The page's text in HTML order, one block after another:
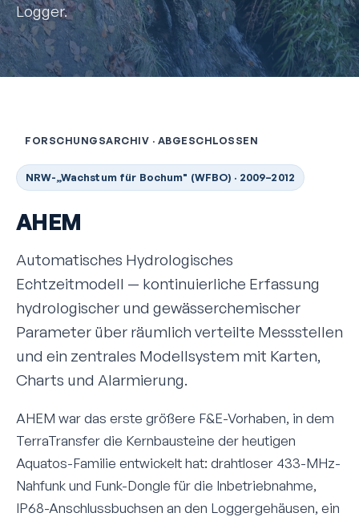
Logger.
FORSCHUNGSARCHIV · ABGESCHLOSSEN
NRW-„Wachstum für Bochum" (WFBO) · 2009–2012
AHEM
Automatisches Hydrologisches
Echtzeitmodell — kontinuierliche Erfassung
hydrologischer und gewässer­chemischer
Parameter über räumlich verteilte Messstellen
und ein zentrales Modellsystem mit Karten,
Charts und Alarmierung.
AHEM war das erste größere F&E-Vorhaben, in dem
TerraTransfer die Kern­bausteine der heutigen
Aquatos-Familie entwickelt hat: drahtloser 433-MHz-
Nahfunk und Funk-Dongle für die Inbetriebnahme,
IP68-Anschluss­buchsen an den Loggergehäusen, ein